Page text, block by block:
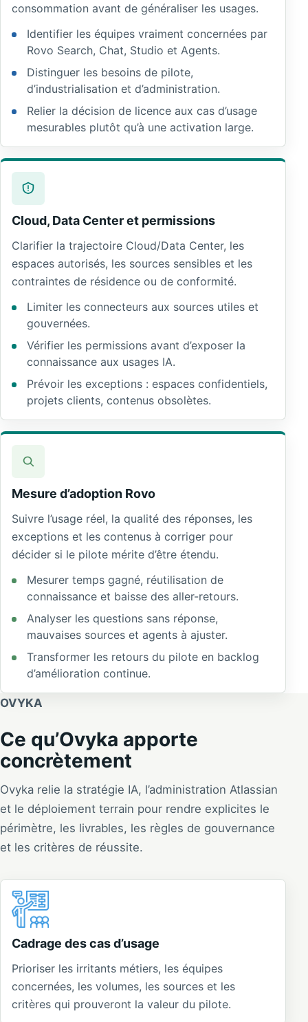
consommation avant de généraliser les usages.
Identifier les équipes vraiment concernées par
Rovo Search, Chat, Studio et Agents.
Distinguer les besoins de pilote,
d’industrialisation et d’administration.
Relier la décision de licence aux cas d’usage
mesurables plutôt qu’à une activation large.
Cloud, Data Center et permissions
Clarifier la trajectoire Cloud/Data Center, les
espaces autorisés, les sources sensibles et les
contraintes de résidence ou de conformité.
Limiter les connecteurs aux sources utiles et
gouvernées.
Vérifier les permissions avant d’exposer la
connaissance aux usages IA.
Prévoir les exceptions : espaces confidentiels,
projets clients, contenus obsolètes.
Mesure d’adoption Rovo
Suivre l’usage réel, la qualité des réponses, les
exceptions et les contenus à corriger pour
décider si le pilote mérite d’être étendu.
Mesurer temps gagné, réutilisation de
connaissance et baisse des aller-retours.
Analyser les questions sans réponse,
mauvaises sources et agents à ajuster.
Transformer les retours du pilote en backlog
d’amélioration continue.
OVYKA
Ce qu’Ovyka apporte
concrètement
Ovyka relie la stratégie IA, l’administration Atlassian
et le déploiement terrain pour rendre explicites le
périmètre, les livrables, les règles de gouvernance
et les critères de réussite.
Cadrage des cas d’usage
Prioriser les irritants métiers, les équipes
concernées, les volumes, les sources et les
critères qui prouveront la valeur du pilote.